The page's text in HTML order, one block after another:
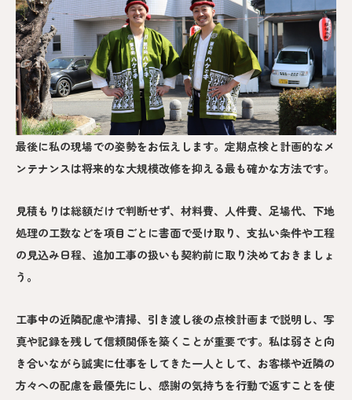
最後に私の現場での姿勢をお伝えします。定期点検と計画的なメ
ンテナンスは将来的な大規模改修を抑える最も確かな方法です。
見積もりは総額だけで判断せず、材料費、人件費、足場代、下地
処理の工数などを項目ごとに書面で受け取り、支払い条件や工程
の見込み日程、追加工事の扱いも契約前に取り決めておきましょ
う。
工事中の近隣配慮や清掃、引き渡し後の点検計画まで説明し、写
真や記録を残して信頼関係を築くことが重要です。私は弱さと向
き合いながら誠実に仕事をしてきた一人として、お客様や近隣の
方々への配慮を最優先にし、感謝の気持ちを行動で返すことを使